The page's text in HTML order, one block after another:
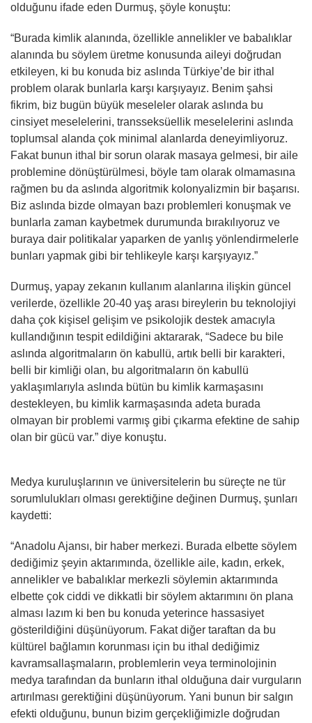
olduğunu ifade eden Durmuş, şöyle konuştu:
“Burada kimlik alanında, özellikle annelikler ve babalıklar
alanında bu söylem üretme konusunda aileyi doğrudan
etkileyen, ki bu konuda biz aslında Türkiye’de bir ithal
problem olarak bunlarla karşı karşıyayız. Benim şahsi
fikrim, biz bugün büyük meseleler olarak aslında bu
cinsiyet meselelerini, transseksüellik meselelerini aslında
toplumsal alanda çok minimal alanlarda deneyimliyoruz.
Fakat bunun ithal bir sorun olarak masaya gelmesi, bir aile
problemine dönüştürülmesi, böyle tam olarak olmamasına
rağmen bu da aslında algoritmik kolonyalizmin bir başarısı.
Biz aslında bizde olmayan bazı problemleri konuşmak ve
bunlarla zaman kaybetmek durumunda bırakılıyoruz ve
buraya dair politikalar yaparken de yanlış yönlendirmelerle
bunları yapmak gibi bir tehlikeyle karşı karşıyayız.”
Durmuş, yapay zekanın kullanım alanlarına ilişkin güncel
verilerde, özellikle 20-40 yaş arası bireylerin bu teknolojiyi
daha çok kişisel gelişim ve psikolojik destek amacıyla
kullandığının tespit edildiğini aktararak, “Sadece bu bile
aslında algoritmaların ön kabullü, artık belli bir karakteri,
belli bir kimliği olan, bu algoritmaların ön kabullü
yaklaşımlarıyla aslında bütün bu kimlik karmaşasını
destekleyen, bu kimlik karmaşasında adeta burada
olmayan bir problemi varmış gibi çıkarma efektine de sahip
olan bir gücü var.” diye konuştu.
Medya kuruluşlarının ve üniversitelerin bu süreçte ne tür
sorumlulukları olması gerektiğine değinen Durmuş, şunları
kaydetti:
“Anadolu Ajansı, bir haber merkezi. Burada elbette söylem
dediğimiz şeyin aktarımında, özellikle aile, kadın, erkek,
annelikler ve babalıklar merkezli söylemin aktarımında
elbette çok ciddi ve dikkatli bir söylem aktarımını ön plana
alması lazım ki ben bu konuda yeterince hassasiyet
gösterildiğini düşünüyorum. Fakat diğer taraftan da bu
kültürel bağlamın korunması için bu ithal dediğimiz
kavramsallaşmaların, problemlerin veya terminolojinin
medya tarafından da bunların ithal olduğuna dair vurguların
artırılması gerektiğini düşünüyorum. Yani bunun bir salgın
efekti olduğunu, bunun bizim gerçekliğimizle doğrudan